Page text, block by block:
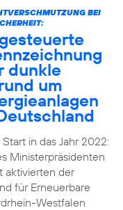
BEI
dunkle
um
in das Jahr 2022:
Ministerpräsidenten
aktivierten der
für Erneuerbare
Westfalen